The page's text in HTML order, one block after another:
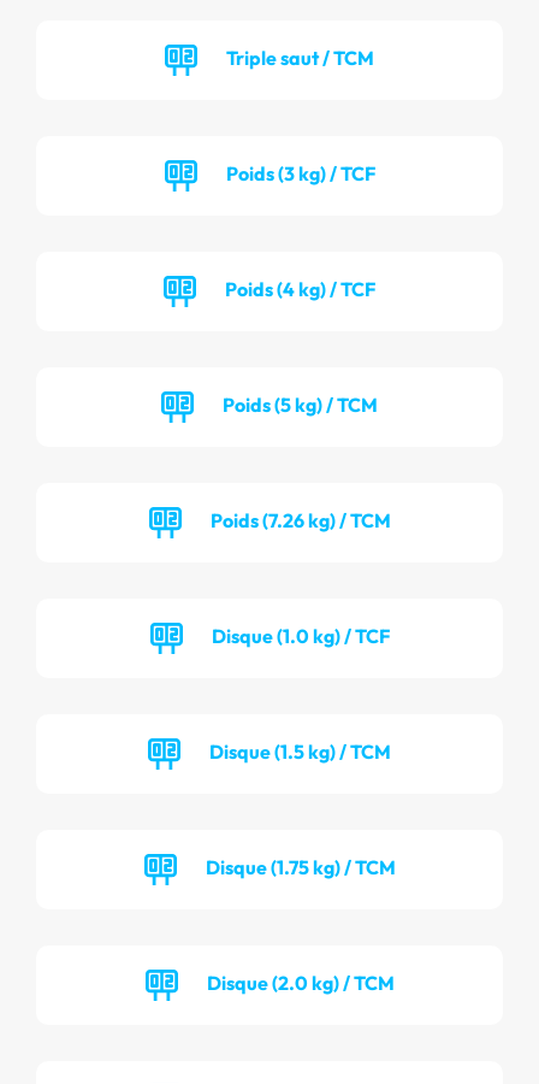
Triple saut / TCM
Poids (3 kg) / TCF
Poids (4 kg) / TCF
Poids (5 kg) / TCM
Poids (7.26 kg) / TCM
Disque (1.0 kg) / TCF
Disque (1.5 kg) / TCM
Disque (1.75 kg) / TCM
Disque (2.0 kg) / TCM